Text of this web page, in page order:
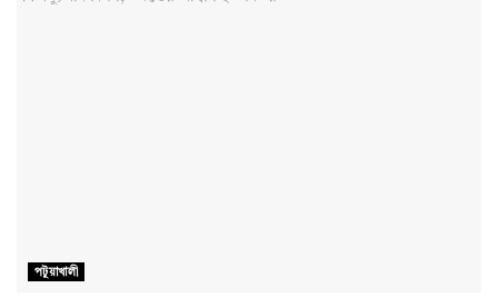
পটুয়াখালী